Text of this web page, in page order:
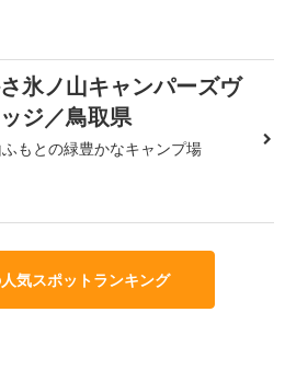
氷ノ山キャンパーズヴ
ジ／鳥取県
もとの緑豊かなキャンプ場
気スポットランキング